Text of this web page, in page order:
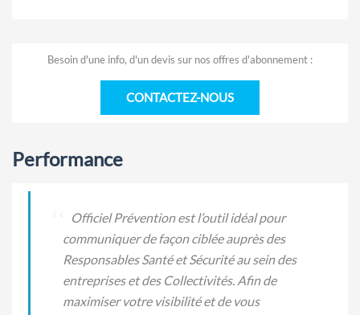
Besoin d'une info, d'un devis sur nos offres d'abonnement :
CONTACTEZ-NOUS
Performance
Officiel Prévention est l’outil idéal pour
communiquer de façon ciblée auprès des
Responsables Santé et Sécurité au sein des
entreprises et des Collectivités. Afin de
maximiser votre visibilité et de vous